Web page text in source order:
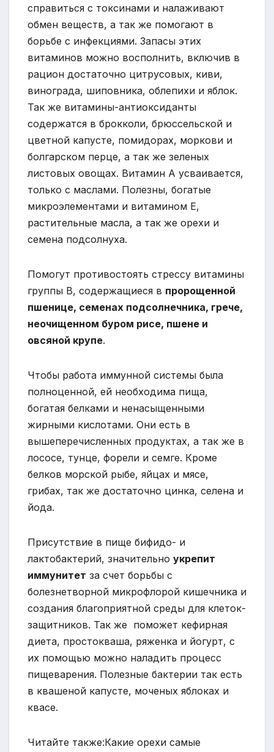
справиться с токсинами и налаживают
обмен веществ, а так же помогают в
борьбе с инфекциями. Запасы этих
витаминов можно восполнить, включив в
рацион достаточно цитрусовых, киви,
винограда, шиповника, облепихи и яблок.
Так же витамины-антиоксиданты
содержатся в брокколи, брюссельской и
цветной капусте, помидорах, моркови и
болгарском перце, а так же зеленых
листовых овощах. Витамин А усваивается,
только с маслами. Полезны, богатые
микроэлементами и витамином Е,
растительные масла, а так же орехи и
семена подсолнуха.
Помогут противостоять стрессу витамины
группы В, содержащиеся в пророщенной
пшенице, семенах подсолнечника, грече,
неочищенном буром рисе, пшене и
овсяной крупе.
Чтобы работа иммунной системы была
полноценной, ей необходима пища,
богатая белками и ненасыщенными
жирными кислотами. Они есть в
вышеперечисленных продуктах, а так же в
лососе, тунце, форели и семге. Кроме
белков морской рыбе, яйцах и мясе,
грибах, так же достаточно цинка, селена и
йода.
Присутствие в пище бифидо- и
лактобактерий, значительно укрепит
иммунитет за счет борьбы с
болезнетворной микрофлорой кишечника и
создания благоприятной среды для клеток-
защитников. Так же поможет кефирная
диета, простокваша, ряженка и йогурт, с
их помощью можно наладить процесс
пищеварения. Полезные бактерии так есть
в квашеной капусте, моченых яблоках и
квасе.
Читайте также:Какие орехи самые